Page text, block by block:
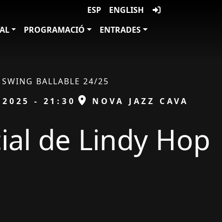
ESP
ENGLISH
PROGRAMACIÓ
ENTRADES
SWING BALLABLE 24/25
- 21:30 ESPAI
NOVA JAZZ CAVA
de Lindy Hop